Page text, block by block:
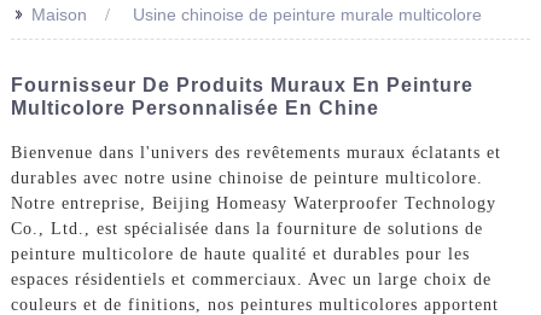
>> Maison Usine chinoise de peinture murale multicolore
Fournisseur De Produits Muraux En Peinture
Multicolore Personnalisée En Chine
Bienvenue dans l'univers des revêtements muraux éclatants et
durables avec notre usine chinoise de peinture multicolore.
Notre entreprise, Beijing Homeasy Waterproofer Technology
Co., Ltd., est spécialisée dans la fourniture de solutions de
peinture multicolore de haute qualité et durables pour les
espaces résidentiels et commerciaux. Avec un large choix de
couleurs et de finitions, nos peintures multicolores apportent